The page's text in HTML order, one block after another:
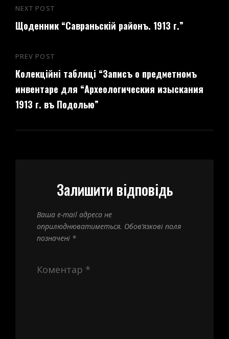
Навігація
записів
Previous
Post
PREV POST
Колекційні таблиці “Записъ о предметномъ
инвентаре для “Археологическия изыскания
1913 г. въ Подолью”
Next
Post
NEXT POST
Щоденник “Савраньскій районъ. 1913 г.”
Залишити відповідь
Ваша e-mail адреса не
оприлюднюватиметься. Обов’язкові поля
позначені *
Коментар *